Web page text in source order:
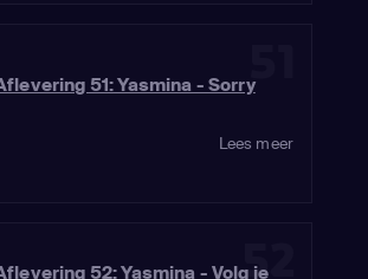
51: Yasmina - Sorry
Lees meer
52
52: Yasmina - Volg je